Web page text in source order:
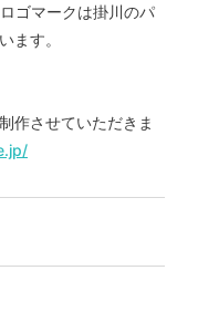
制作
ンシブWebデザイン
ゴマークは掛川のパ
ます。
作させていただきま